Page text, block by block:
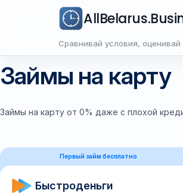
Сравнивай условия,
Займы на карту
Займы на карту от 0% даже с плохой
Первый займ бесплатно
Быстроденьги